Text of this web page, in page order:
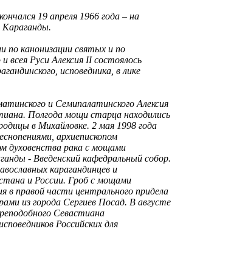
19 апреля 1966 года – на
Караганды.
по канонизации святых и по
всея Руси Алексия II состоялось
исповедника, в лике
и Семипалатинского Алексия
Полгода мощи старца находились
в Михайловке. 2 мая 1998 года
архиепископом
духовенства рака с мощами
- Введенский кафедральный собор.
карагандинцев и
и России. Гроб с мощами
в правой части центрального придела
из города Сергиев Посад. В августе
Севастиана
Российских для